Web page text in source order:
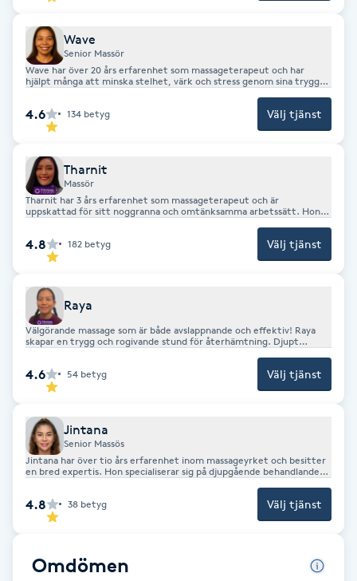
Kinesisk medicin
Kiropraktik
Klangmassage
Klippning
Klippning & Slingor
Klippning ungdom
Koppningsmassage
Kosmetisk tatuering
Kostrådgivning
Kroppsinpackning
Kroppspeeling
Käkledsbehandling
Wave
Senior Massör
Wave har över 20 års erfarenhet som massageterapeut och har
hjälpt många att minska stelhet, värk och stress genom sina trygga
avslappnande oljemassage, fot- och benmassage, gravidmassage
samt hot stone-massage alltid med fokus på kundens välmående och
behov. Wave talar svenska, engelska och thailändska, och är
4.6 134 betyg Välj tjänst
Tharnit
Massör
Tharnit har 3 års erfarenhet som massageterapeut och är
uppskattad för sitt noggranna och omtänksamma arbetssätt. Hon
och benmassage, och anpassar alltid behandlingen efter varje kunds
behov. Tharnit talar engelska och thailändska, samt lite svenska, och
skapar en varm och välkomnande atmosfär där du kan koppla av och
4.8 182 betyg Välj tjänst
Raya
Välgörande massage som är både avslappnande och effektiv! Raya
skapar en trygg och rogivande stund för återhämtning. Djupt
4.6 54 betyg Välj tjänst
Jintana
Senior Massös
Jintana har över tio års erfarenhet inom massageyrket och besitter
en bred expertis. Hon specialiserar sig på djupgående behandlande
benmassage samt anpassad gravidmassage. Med sin långa erfarenhet
ser hon till att varje behandling utgår från dina specifika behov.
4.8 38 betyg Välj tjänst
Omdömen